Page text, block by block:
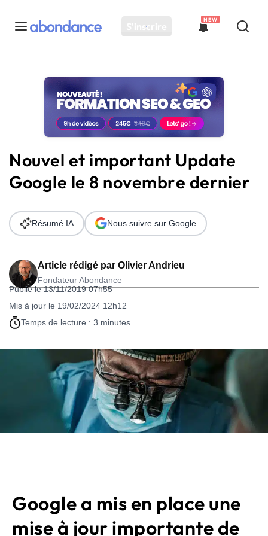
S'inscrire
NEW
Toutes les actus
Actus SEO
Plateforme
Solutions
Ressources
Audit SEO
Nouvel et important Update
Google le 8 novembre dernier
Article rédigé par Olivier Andrieu
Fondateur Abondance
Publié le 13/11/2019 07h55
Mis à jour le 19/02/2024 12h12
Temps de lecture : 3 minutes
Résumé IA Nous suivre sur Google
Google a mis en place une
mise à jour importante de